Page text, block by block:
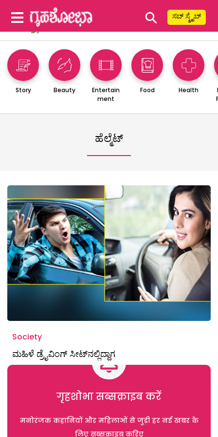
⚲ ಸಬ್ ಸ್ಕ್ರೈಬ್
Story Beauty
Entertain
ment
Food Health
ಹೆಲ್ಮೆಟ್
Society
ಮಹಿಳೆ ಡ್ರೈವಿಂಗ್‌ ಸೀಟ್‌ನಲ್ಲಿದ್ದಾಗ
गृहशोभा सब्सक्राइब करें
मनोरंजक कहानियों और महिलाओं से जुड़ी हर नई खबर के
लिए सब्सक्राइब करिए